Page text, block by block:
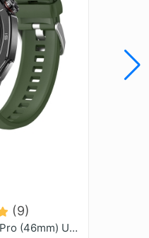
görünüm kazandırır
tasarım
Watch kullanıcıları
ideal bir
(9)
Huawei Watch GT 5 Pro (46mm) Uyumlu (22mm) Silikon Kordon-130